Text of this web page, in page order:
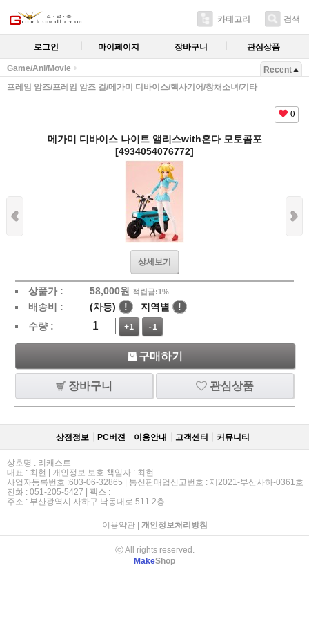
카테고리 검색
로그인 마이페이지 장바구니 관심상품
Game/Ani/Movie
프레임 암즈/프레임 암즈 걸/메가미 디바이스/헥사기어/창채소녀/기타
Recent
0
메가미 디바이스 나이트 앨리스with혼다 모토콤포
[4934054076772]
상세보기
상품가 : 58,000원 적립금:1%
배송비 : (차등) ! 지역별
!
수량 :
+1 -1
구매하기
장바구니 관심상품
상점정보 PC버젼 이용안내 고객센터 커뮤니티
상호명 : 리캐스트
대표 : 최현 | 개인정보 보호 책임자 : 최현
사업자등록번호 :603-06-32865 | 통신판매업신고번호 : 제2021-부산사하-0361호
전화 : 051-205-5427 | 팩스 :
주소 : 부산광역시 사하구 낙동대로 511 2층
이용약관| 개인정보처리방침
ⓒ All rights reserved.
MakeShop